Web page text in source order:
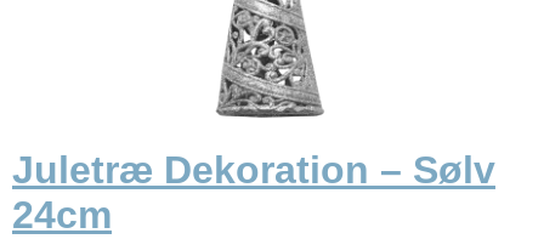
Juletræ Dekoration – Sølv
24cm